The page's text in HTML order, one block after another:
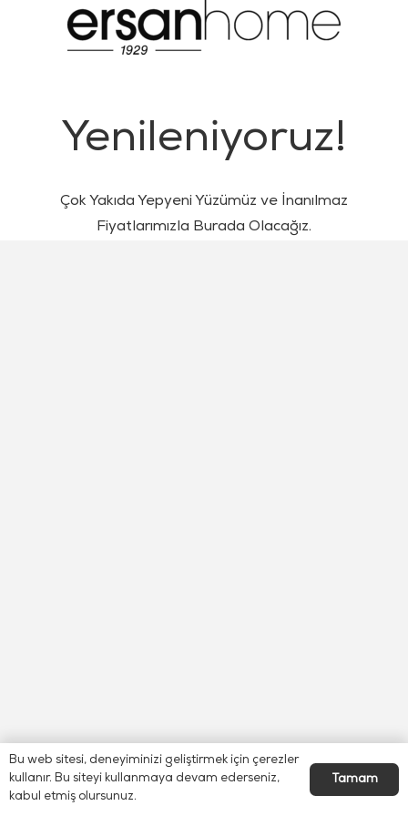
Yenileniyoruz!
Çok Yakıda Yepyeni Yüzümüz ve İnanılmaz
Fiyatlarımızla Burada Olacağız.
Bu web sitesi, deneyiminizi geliştirmek için çerezler
kullanır. Bu siteyi kullanmaya devam ederseniz,
kabul etmiş olursunuz.
Tamam